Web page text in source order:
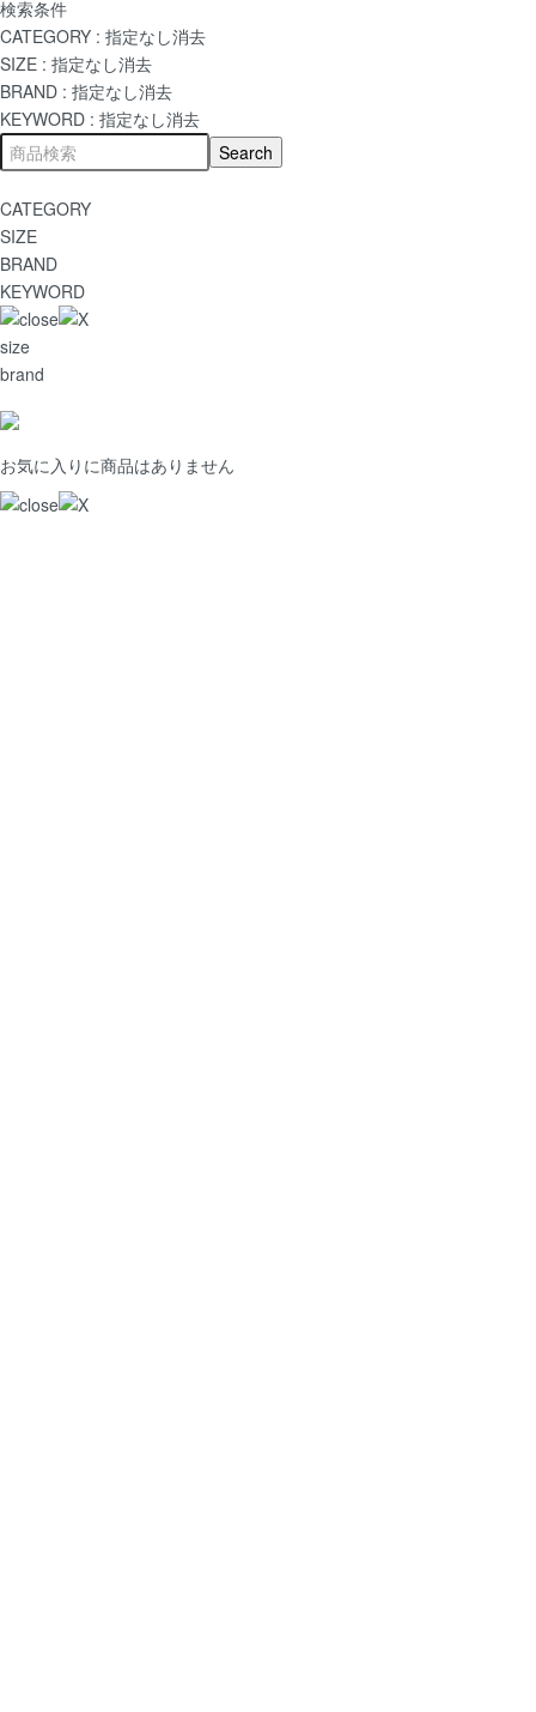
検索条件
CATEGORY : 指定なし消去
SIZE : 指定なし消去
BRAND : 指定なし消去
KEYWORD : 指定なし消去
CATEGORY
SIZE
BRAND
KEYWORD
size
brand
お気に入りに商品はありません